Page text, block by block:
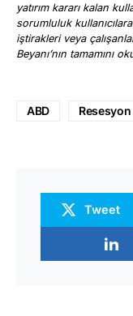
yatırım kararı kalan
sorumluluk
iştirakleri veya
Beyanı’nın tamamını
ABD Resesyon
Tweet